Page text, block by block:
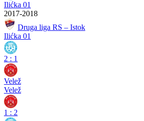
Ilićka 01
2017-2018
Druga liga RS – Istok
Ilićka 01
2 : 1
Velež
Velež
1 : 2